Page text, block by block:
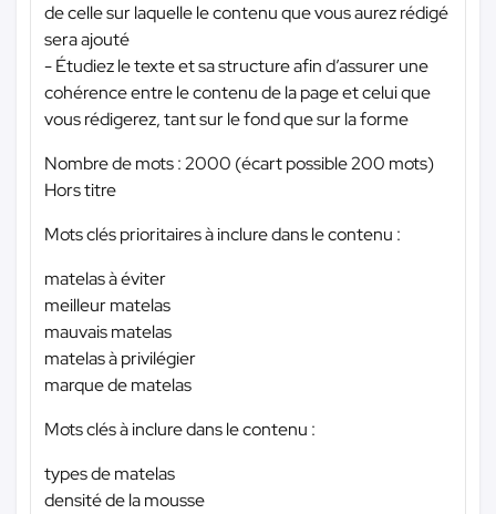
de celle sur laquelle le contenu que vous aurez rédigé
sera ajouté
- Étudiez le texte et sa structure afin d’assurer une
cohérence entre le contenu de la page et celui que
vous rédigerez, tant sur le fond que sur la forme
Nombre de mots : 2000 (écart possible 200 mots)
Hors titre
Mots clés prioritaires à inclure dans le contenu :
matelas à éviter
meilleur matelas
mauvais matelas
matelas à privilégier
marque de matelas
Mots clés à inclure dans le contenu :
types de matelas
densité de la mousse